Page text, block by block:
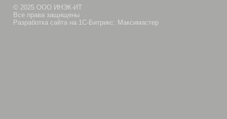
© 2025 ООО ИНЭК-ИТ
Все права защищены
Разработка сайта на 1С-Битрикс: Максимастер